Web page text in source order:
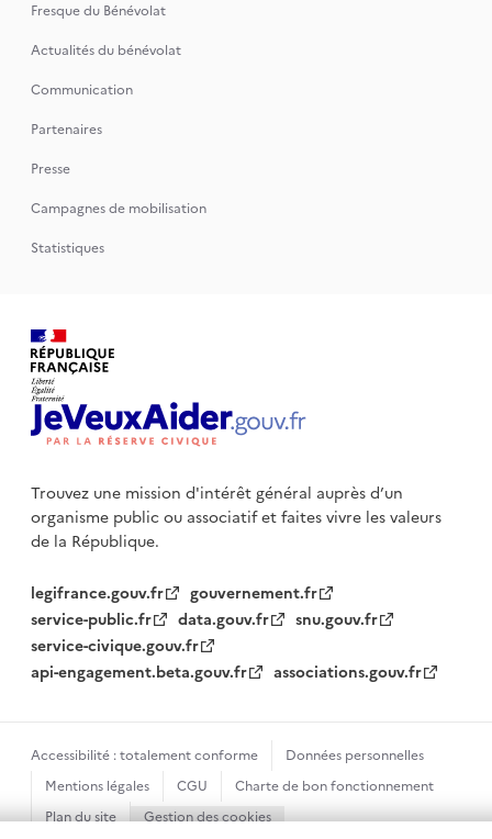
Fresque du Bénévolat
Actualités du bénévolat
Communication
Partenaires
Presse
Campagnes de mobilisation
Statistiques
Trouvez une mission d'intérêt général auprès d’un
organisme publicou associatif et faites vivre les valeurs
de la République.
legifrance.gouv.fr
gouvernement.fr
service-public.fr
data.gouv.fr
snu.gouv.fr
service-civique.gouv.fr
api-engagement.beta.gouv.fr
associations.gouv.fr
Accessibilité : totalement conforme
Données personnelles
Mentions légales
CGU
Charte de bon fonctionnement
Plan du site
Gestion des cookies